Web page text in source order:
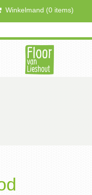
Winkelmand (0 items)